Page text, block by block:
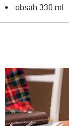
obsah 330 ml